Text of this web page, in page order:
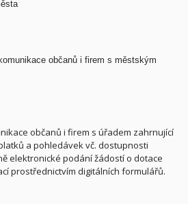
občanů i firem s městským
občanů i firem s úřadem zahrnující
a pohledávek vč. dostupnosti
elektronické podání žádostí o dotace
prostřednictvím digitálních formulářů.